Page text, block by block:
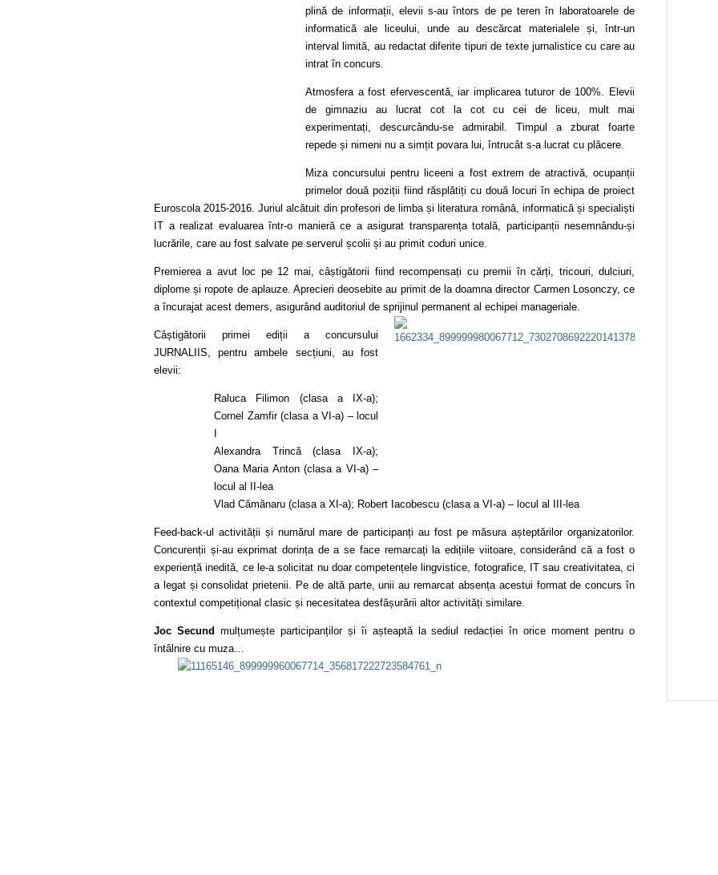
plină de informații, elevii s-au întors de pe teren în laboratoarele de
informatică ale liceului, unde au descărcat materialele și, într-un
interval limită, au redactat diferite tipuri de texte jurnalistice cu care au
intrat în concurs.
Atmosfera a fost efervescentă, iar implicarea tuturor de 100%. Elevii
de gimnaziu au lucrat cot la cot cu cei de liceu, mult mai
experimentați, descurcându-se admirabil. Timpul a zburat foarte
repede și nimeni nu a simțit povara lui, întrucât s-a lucrat cu plăcere.
Miza concursului pentru liceeni a fost extrem de atractivă, ocupanții
primelor două poziții fiind răsplătiți cu două locuri în echipa de proiect
Euroscola 2015-2016. Juriul alcătuit din profesori de limba și literatura română, informatică și specialiști
IT a realizat evaluarea într-o manieră ce a asigurat transparența totală, participanții nesemnându-și
lucrările, care au fost salvate pe serverul școlii și au primit coduri unice.
Premierea a avut loc pe 12 mai, câștigătorii fiind recompensați cu premii în cărți, tricouri, dulciuri,
diplome și ropote de aplauze. Aprecieri deosebite au primit de la doamna director Carmen Losonczy, ce
a încurajat acest demers, asigurând auditoriul de sprijinul permanent al echipei manageriale.
Câștigătorii primei ediții a concursului
JURNALIIS, pentru ambele secțiuni, au fost
elevii:
Raluca Filimon (clasa a IX-a);
Cornel Zamfir (clasa a VI-a) – locul
Alexandra Trincă (clasa IX-a);
Oana Maria Anton (clasa a VI-a) –
locul al II-lea
Vlad Cămănaru (clasa a XI-a); Robert Iacobescu (clasa a VI-a) – locul al III-lea
Feed-back-ul activității și numărul mare de participanți au fost pe măsura așteptărilor organizatorilor.
Concurenții și-au exprimat dorința de a se face remarcați la edițiile viitoare, considerând că a fost o
experiență inedită, ce le-a solicitat nu doar competențele lingvistice, fotografice, IT sau creativitatea, ci
a legat și consolidat prietenii. Pe de altă parte, unii au remarcat absența acestui format de concurs în
contextul competițional clasic și necesitatea desfășurării altor activități similare.
Joc Secund mulțumește participanților și îi așteaptă la sediul redacției în orice moment pentru o
întâlnire cu muza…